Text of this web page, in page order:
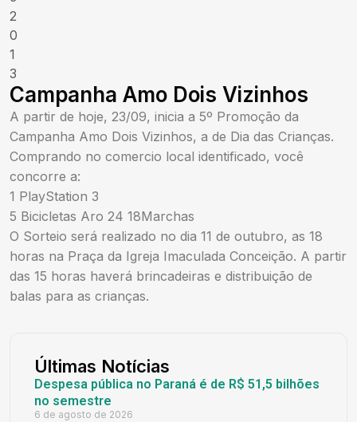
2
0
1
3
Campanha Amo Dois Vizinhos
A partir de hoje, 23/09, inicia a 5º Promoção da
Campanha Amo Dois Vizinhos, a de Dia das Crianças.
Comprando no comercio local identificado, você
concorre a:
1 PlayStation 3
5 Bicicletas Aro 24 18Marchas
O Sorteio será realizado no dia 11 de outubro, as 18
horas na Praça da Igreja Imaculada Conceição. A partir
das 15 horas haverá brincadeiras e distribuição de
balas para as crianças.
Últimas Notícias
Despesa pública no Paraná é de R$ 51,5 bilhões
no semestre
6 de agosto de 2026